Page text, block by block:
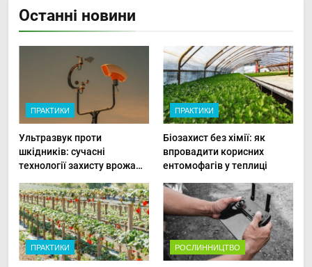
Останні новини
ПРАКТИКИ
Ультразвук проти
шкідників: сучасні
технології захисту врожаю
ПРАКТИКИ
Біозахист без хімії: як
впровадити корисних
ентомофагів у теплиці
ПРАКТИКИ РОСЛИННИЦТВО